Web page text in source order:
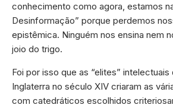
conhecimento como agora, estamos
Desinformação” porque perdemos
epistêmica. Ninguém nos ensina nem
joio do trigo.
Foi por isso que as “elites” intelectuais
Inglaterra no século XIV criaram as
com catedráticos escolhidos